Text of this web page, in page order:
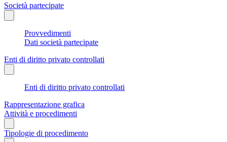
Società partecipate
Provvedimenti
Dati società partecipate
Enti di diritto privato controllati
Enti di diritto privato controllati
Rappresentazione grafica
Attività e procedimenti
Tipologie di procedimento